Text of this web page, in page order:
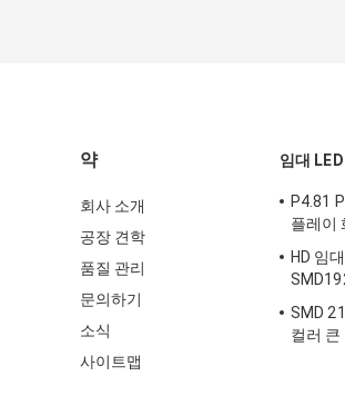
약
회사 소개
공장 견학
품질 관리
문의하기
소식
사이트맵
임대
P4.81
플레이
HD 임
SMD
컬러 큰